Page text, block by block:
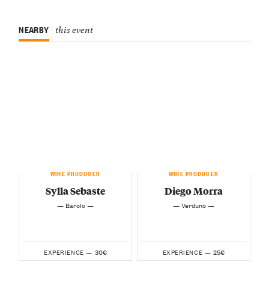
NEARBY this event
WINE PRODUCER
Sylla Sebaste
— Barolo —
EXPERIENCE — 30€
WINE PRODUCER
Diego Morra
— Verduno —
EXPERIENCE — 25€